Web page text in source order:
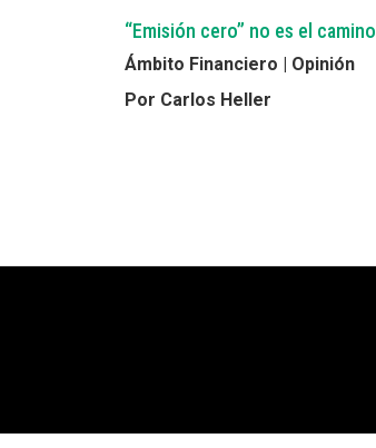
“Emisión cero” no es el camino
Ámbito Financiero | Opinión
Por Carlos Heller